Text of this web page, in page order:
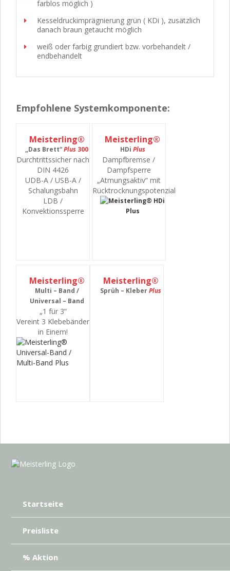
farblos möglich )
Kesseldruckimprägnierung grün ( KDi ), zusätzlich
danach braun getaucht möglich
weiß oder farbig grundiert bzw. vorbehandelt /
endbehandelt
Empfohlene Systemkomponente:
Meisterling®
„Das Brett“Plus 300
Durchtrittssicher nach
DIN 4426
UDB-A / USB-A /
Schalungsbahn
LDB /
Konvektionssperre
Meisterling®
HDi Plus
Dampfbremse /
Dampfsperre
„Atmungsaktiv“ mit
Rücktrocknungspotenzial
Meisterling®
Multi – Band /
Universal – Band
„1 für 3“
Vereint 3 Klebebänder
in Einem!
Meisterling®
Sprüh – KleberPlus
Startseite
Preisliste
% Aktion